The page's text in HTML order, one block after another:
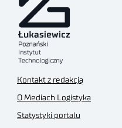
Kontakt z redakcją
O Mediach Logistyka
Statystyki portalu